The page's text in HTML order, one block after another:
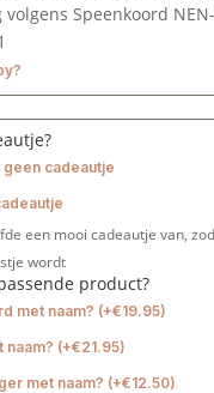
Speenkoord
geen cadeautje
een mooi cadeautje van,
wordt
product?
met naam? (+€19.95)
naam? (+€21.95)
met naam? (+€12.50)